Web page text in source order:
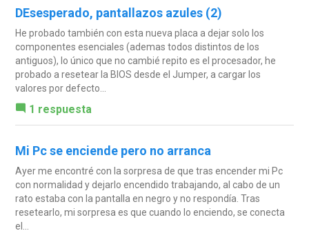
DEsesperado, pantallazos azules (2)
He probado también con esta nueva placa a dejar solo los
componentes esenciales (ademas todos distintos de los
antiguos), lo único que no cambié repito es el procesador, he
probado a resetear la BIOS desde el Jumper, a cargar los
valores por defecto...
1 respuesta
Mi Pc se enciende pero no arranca
Ayer me encontré con la sorpresa de que tras encender mi Pc
con normalidad y dejarlo encendido trabajando, al cabo de un
rato estaba con la pantalla en negro y no respondía. Tras
resetearlo, mi sorpresa es que cuando lo enciendo, se conecta
el...